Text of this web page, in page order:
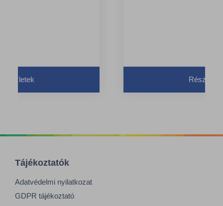
Részletek Részletek
Tájékoztatók
Adatvédelmi nyilatkozat
GDPR tájékoztató